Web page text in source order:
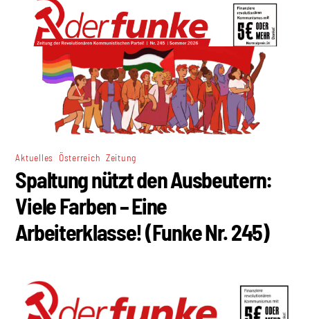
Aktuelles Österreich Zeitung
Spaltung nützt den Ausbeutern:
Viele Farben – Eine
Arbeiterklasse! (Funke Nr. 245)